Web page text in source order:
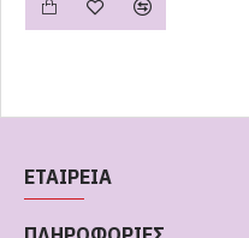
ΕΤΑΙΡΕΙΑ